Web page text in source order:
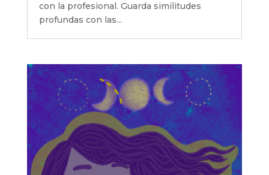
con la profesional. Guarda similitudes
profundas con las...